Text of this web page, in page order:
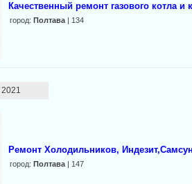
Качественный ремонт газового котла
город: Полтава| 134
2021
Ремонт Холодильников,
город: Полтава| 147